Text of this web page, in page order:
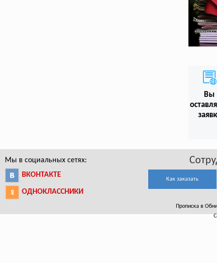
Вы
Мы в социальных сетях:
ВКОНТАКТЕ
ОДНОКЛАССНИКИ
Как заказать
Прописка в